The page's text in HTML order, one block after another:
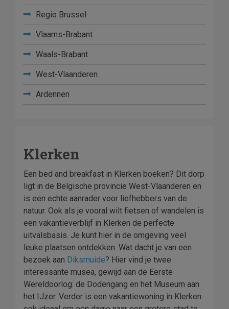
Regio Brussel
Vlaams-Brabant
Waals-Brabant
West-Vlaanderen
Ardennen
Klerken
Een bed and breakfast in Klerken boeken? Dit dorp
ligt in de Belgische provincie West-Vlaanderen en
is een echte aanrader voor liefhebbers van de
natuur. Ook als je vooral wilt fietsen of wandelen is
een vakantieverblijf in Klerken de perfecte
uitvalsbasis. Je kunt hier in de omgeving veel
leuke plaatsen ontdekken. Wat dacht je van een
bezoek aan Diksmuide? Hier vind je twee
interessante musea, gewijd aan de Eerste
Wereldoorlog: de Dodengang en het Museum aan
het IJzer. Verder is een vakantiewoning in Klerken